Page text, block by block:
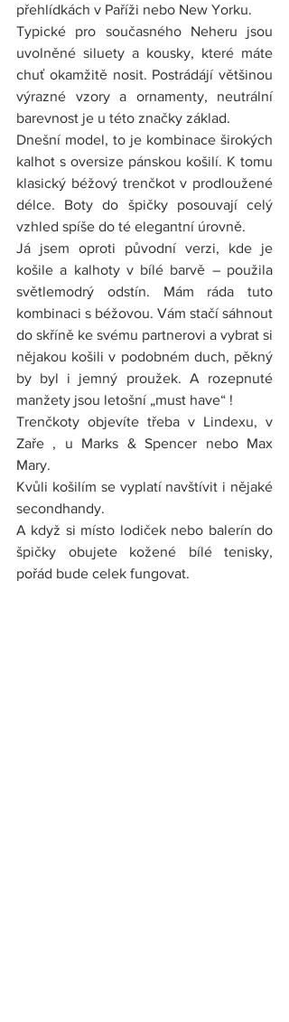
přehlídkách v Paříži nebo New Yorku.
Typické pro současného Neheru jsou
uvolněné siluety a kousky, které máte
chuť okamžitě nosit. Postrádájí většinou
výrazné vzory a ornamenty, neutrální
barevnost je u této značky základ.
Dnešní model, to je kombinace širokých
kalhot s oversize pánskou košilí. K tomu
klasický béžový trenčkot v prodloužené
délce. Boty do špičky posouvají celý
vzhled spíše do té elegantní úrovně.
Já jsem oproti původní verzi, kde je
košile a kalhoty v bílé barvě – použila
světlemodrý odstín. Mám ráda tuto
kombinaci s béžovou. Vám stačí sáhnout
do skříně ke svému partnerovi a vybrat si
nějakou košili v podobném duch, pěkný
by byl i jemný proužek. A rozepnuté
manžety jsou letošní „must have“ !
Trenčkoty objevíte třeba v Lindexu, v
Zaře , u Marks & Spencer nebo Max
Mary.
Kvůli košilím se vyplatí navštívit i nějaké
secondhandy.
A když si místo lodiček nebo balerín do
špičky obujete kožené bílé tenisky,
pořád bude celek fungovat.